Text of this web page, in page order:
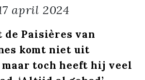
april 2024
de Paisières van
komt niet uit
toch heeft hij veel